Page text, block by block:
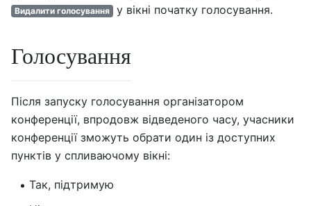
Видалити голосування у вікні початку голосування.
Голосування
Після запуску голосування організатором
конференції, впродовж відведеного часу, учасники
конференції зможуть обрати один із доступних
пунктів у спливаючому вікні:
Так, підтримую